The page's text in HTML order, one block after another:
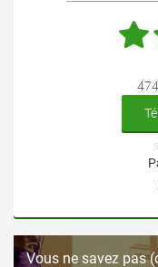
Vous ne savez pas